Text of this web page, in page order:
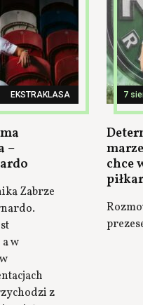
EKSTRAKLASA
–
Zabrze
w
z
7
chce